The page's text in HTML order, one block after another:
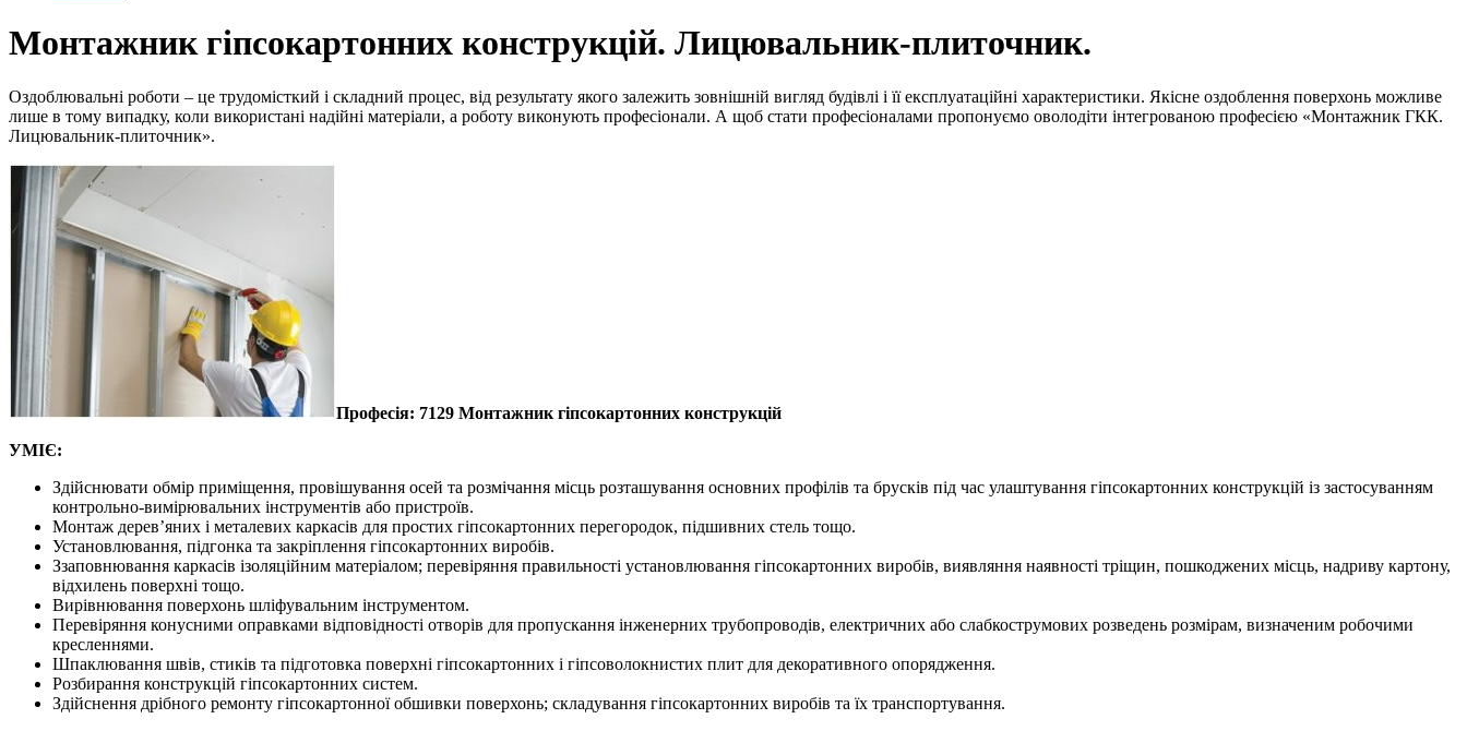
Монтажник гіпсокартонних конструкцій. Лицювальник-плиточник.
Оздоблювальні роботи – це трудомісткий і складний процес, від результату якого залежить зовнішній вигляд будівлі і її експлуатаційні характеристики. Якісне оздоблення поверхонь можливе
лише в тому випадку, коли використані надійні матеріали, а роботу виконують професіонали. А щоб стати професіоналами пропонуємо оволодіти інтегрованою професією «Монтажник ГКК.
Лицювальник-плиточник».
Професія: 7129 Монтажник гіпсокартонних конструкцій
УМІЄ:
Здійснювати обмір приміщення, провішування осей та розмічання місць розташування основних профілів та брусків під час улаштування гіпсокартонних конструкцій із застосуванням
контрольно-вимірювальних інструментів або пристроїв.
Монтаж дерев’яних і металевих каркасів для простих гіпсокартонних перегородок, підшивних стель тощо.
Установлювання, підгонка та закріплення гіпсокартонних виробів.
Ззаповнювання каркасів ізоляційним матеріалом; перевіряння правильності установлювання гіпсокартонних виробів, виявляння наявності тріщин, пошкоджених місць, надриву картону,
відхилень поверхні тощо.
Вирівнювання поверхонь шліфувальним інструментом.
Перевіряння конусними оправками відповідності отворів для пропускання інженерних трубопроводів, електричних або слабкострумових розведень розмірам, визначеним робочими
кресленнями.
Шпаклювання швів, стиків та підготовка поверхні гіпсокартонних і гіпсоволокнистих плит для декоративного опорядження.
Розбирання конструкцій гіпсокартонних систем.
Здійснення дрібного ремонту гіпсокартонної обшивки поверхонь; складування гіпсокартонних виробів та їх транспортування.